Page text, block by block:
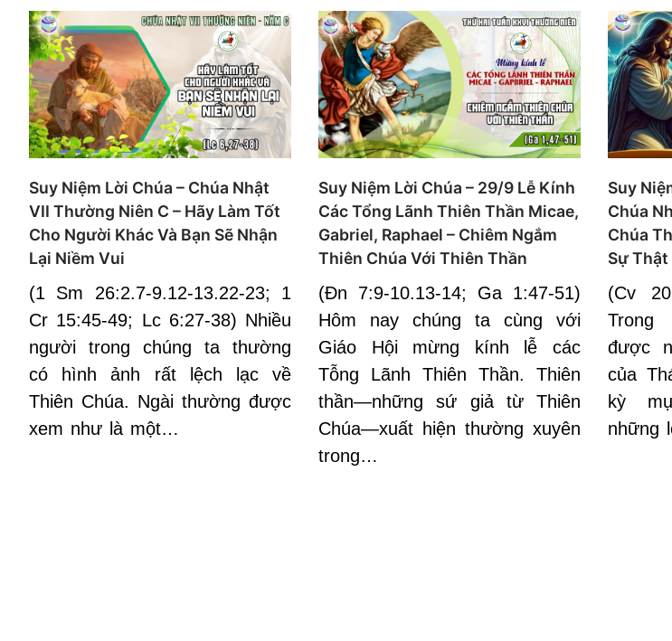
Suy Niệm Lời Chúa – Chúa Nhật
VII Thường Niên C – Hãy Làm Tốt
Cho Người Khác Và Bạn Sẽ Nhận
Lại Niềm Vui
(1 Sm 26:2.7-9.12-13.22-23; 1
Cr 15:45-49; Lc 6:27-38) Nhiều
người trong chúng ta thường
có hình ảnh rất lệch lạc về
Thiên Chúa. Ngài thường được
xem như là một…
Suy Niệm Lời Chúa – 29/9 Lễ Kính
Các Tổng Lãnh Thiên Thần Micae,
Gabriel, Raphael – Chiêm Ngắm
Thiên Chúa Với Thiên Thần
(Đn 7:9-10.13-14; Ga 1:47-51)
Hôm nay chúng ta cùng với
Giáo Hội mừng kính lễ các
Tỗng Lãnh Thiên Thần. Thiên
thần—những sứ giả từ Thiên
Chúa—xuất hiện thường xuyên
trong…
Suy
Chúa
Chúa
Sự Thật
(Cv
được
của
kỳ
những